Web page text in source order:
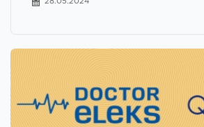
28.05.2024